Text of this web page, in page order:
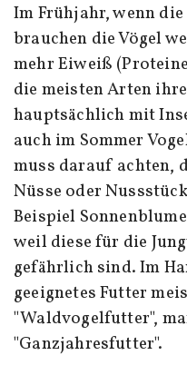
Im Frühjahr, wenn
brauchen die Vögel
mehr Eiweiß
die meisten Arten
hauptsächlich mit
auch im Sommer
muss darauf achten,
Nüsse oder
Beispiel
weil diese für die
gefährlich sind. Im
geeignetes Futter
"Waldvogelfutter",
"Ganzjahresfutter".